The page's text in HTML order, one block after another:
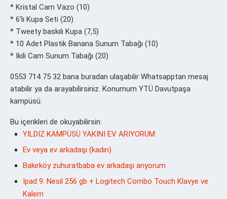
* Kristal Cam Vazo (10)
* 6’lı Kupa Seti (20)
* Tweety baskılı Kupa (7,5)
* 10 Adet Plastik Banana Sunum Tabağı (10)
* Ikili Cam Sunum Tabağı (20)
0553 714 75 32 bana buradan ulaşabilir Whatsapptan mesaj
atabilir ya da arayabilirsiniz. Konumum YTÜ Davutpaşa
kampüsü.
Bu içerikleri de okuyabilirsin:
YILDIZ KAMPÜSÜ YAKINI EV ARIYORUM.
Ev veya ev arkadaşı (kadın)
Bakırköy zuhuratbaba ev arkadaşı arıyorum
Ipad 9. Nesil 256 gb + Logitech Combo Touch Klavye ve
Kalem